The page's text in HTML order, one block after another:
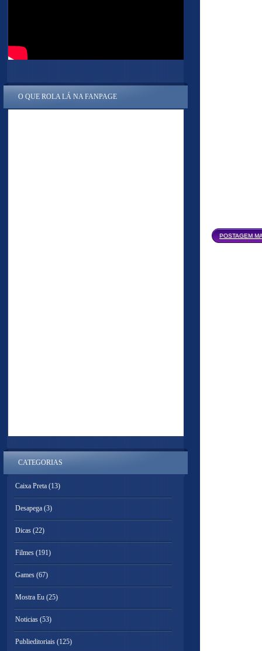
POSTAGEM
O QUE ROLA LÁ NA FANPAGE
CATEGORIAS
Caixa Preta (13)
Desapega (3)
Dicas (22)
Filmes (191)
Games (67)
Mostra Eu (25)
Noticias (53)
Publieditoriais (125)